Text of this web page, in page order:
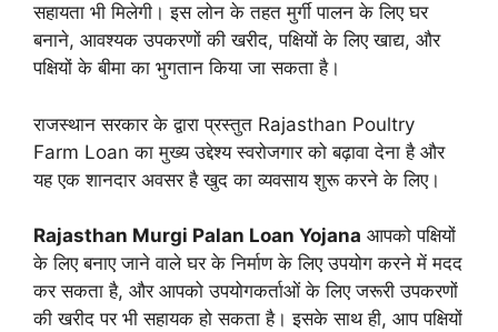
सहायता भी मिलेगी। इस लोन के तहत मुर्गी पालन के लिए घर
बनाने, आवश्यक उपकरणों की खरीद, पक्षियों के लिए खाद्य, और
पक्षियों के बीमा का भुगतान किया जा सकता है।
राजस्थान सरकार के द्वारा प्रस्तुत Rajasthan Poultry
Farm Loan का मुख्य उद्देश्य स्वरोजगार को बढ़ावा देना है और
यह एक शानदार अवसर है खुद का व्यवसाय शुरू करने के लिए।
Rajasthan Murgi Palan Loan Yojana आपको पक्षियों
के लिए बनाए जाने वाले घर के निर्माण के लिए उपयोग करने में मदद
कर सकता है, और आपको उपयोगकर्ताओं के लिए जरूरी उपकरणों
की खरीद पर भी सहायक हो सकता है। इसके साथ ही, आप पक्षियों